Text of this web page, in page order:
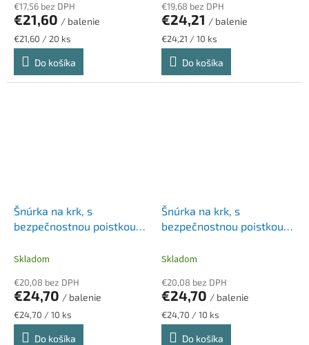
€17,56 bez DPH
€21,60 / balenie
Jednotková
cena:
€21,60 / 20 ks
Do košíka
€19,68 bez DPH
€24,21 / balenie
Jednotková
cena:
€24,21 / 10 ks
Do košíka
Šnúrka na krk, s
bezpečnostnou poistkou,
Skladom
€20,08 bez DPH
€24,70 / balenie
Jednotková
cena:
€24,70 / 10 ks
Do košíka
Šnúrka na krk, s
bezpečnostnou poistkou,
Skladom
€20,08 bez DPH
€24,70 / balenie
Jednotková
cena:
€24,70 / 10 ks
Do košíka